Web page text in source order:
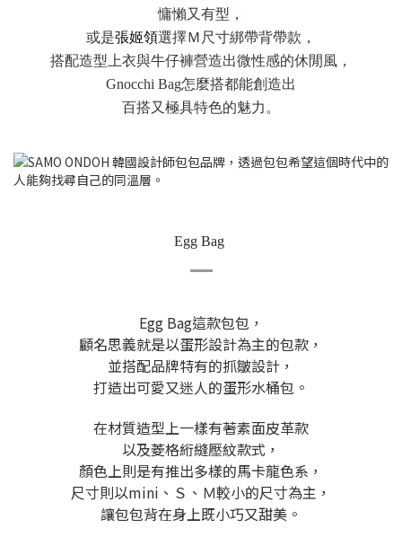
慵懶又有型 ，
或是張姬領選擇Ｍ尺寸綁帶背帶款，
搭配造型上衣與牛仔褲營造出微性感的休閒風，
Gnocchi Bag怎麼搭都能創造出
百搭又極具特色的魅力。
Egg Bag
Egg Bag這款包包，
顧名思義就是以蛋形設計為主的包款，
並搭配品牌特有的抓皺設計，
打造出可愛又迷人的蛋形水桶包。
在材質造型上一樣有著素面皮革款
以及菱格絎縫壓紋款式，
顏色上則是有推出多樣的馬卡龍色系，
尺寸則以mini、Ｓ、Ｍ較小的尺寸為主，
讓包包背在身上既小巧又甜美。